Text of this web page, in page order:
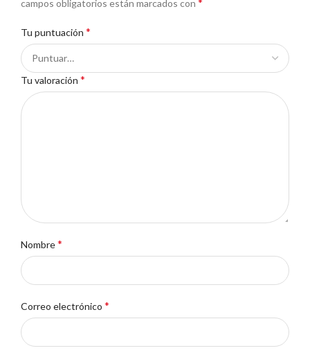
campos obligatorios están marcados con *
Tu puntuación *
Tu valoración *
Nombre*
Correo electrónico *